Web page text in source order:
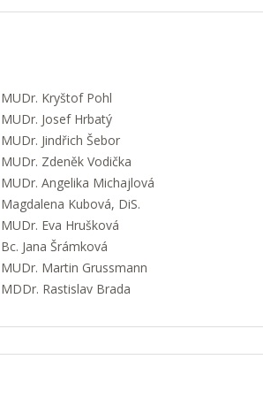
MUDr. Kryštof Pohl
MUDr. Josef Hrbatý
MUDr. Jindřich Šebor
MUDr. Zdeněk Vodička
MUDr. Angelika Michajlová
Magdalena Kubová, DiS.
MUDr. Eva Hrušková
Bc. Jana Šrámková
MUDr. Martin Grussmann
MDDr. Rastislav Brada